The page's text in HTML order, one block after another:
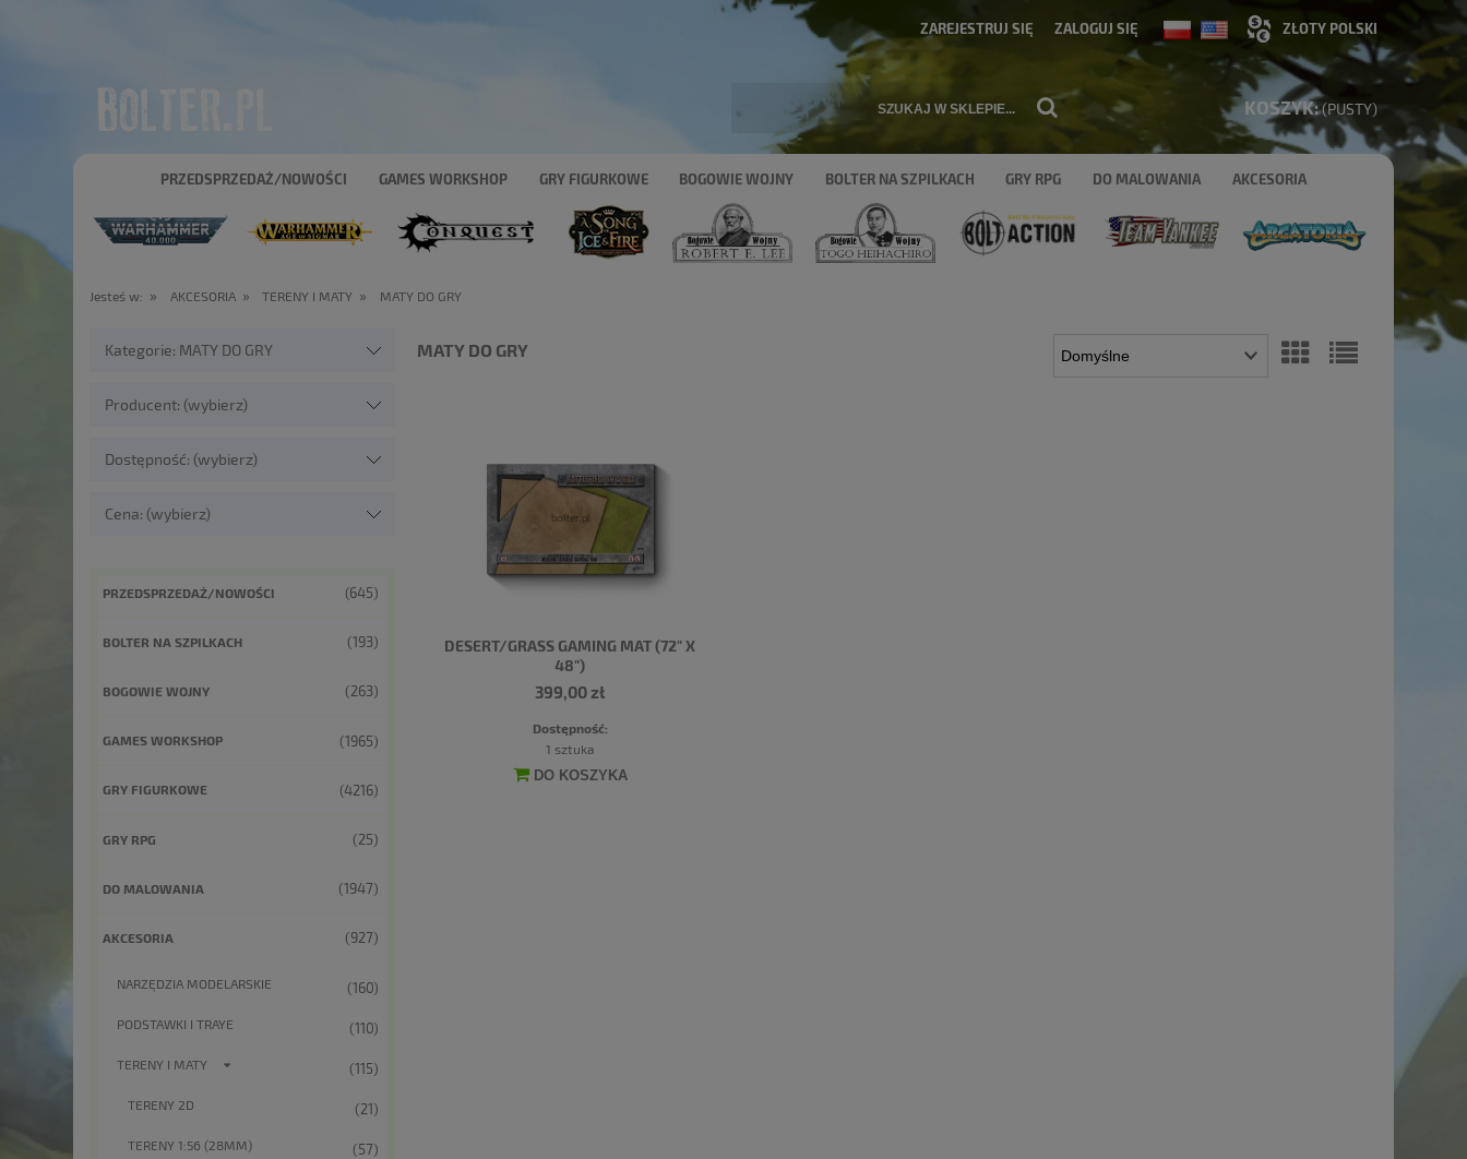
ZAREJESTRUJ SIĘ ZALOGUJ SIĘ
KOSZYK:(PUSTY)
PRZEDSPRZEDAŻ/NOWOŚCI GAMES WORKSHOP GRY FIGURKOWE BOGOWIE WOJNY BOLTER NA SZPILKACH GRY RPG DO MALOWANIA AKCESORIA
Jesteś w: » AKCESORIA » TERENY I MATY » MATY DO GRY
Kategorie: MATY DO GRY
Producent: (wybierz)
Dostępność: (wybierz)
Cena: (wybierz)
PRZEDSPRZEDAŻ/NOWOŚCI (645)
BOLTER NA SZPILKACH (193)
BOGOWIE WOJNY (263)
GAMES WORKSHOP (1965)
GRY FIGURKOWE (4216)
GRY RPG (25)
DO MALOWANIA (1947)
AKCESORIA (927)
NARZĘDZIA MODELARSKIE (160)
PODSTAWKI I TRAYE (110)
TERENY I MATY (115)
TERENY 2D (21)
TERENY 1:56 (28MM) (57)
MATY DO GRY
DESERT/GRASS GAMING MAT (72" X
48")
399,00 zł
Dostępność:
1 sztuka
DO KOSZYKA